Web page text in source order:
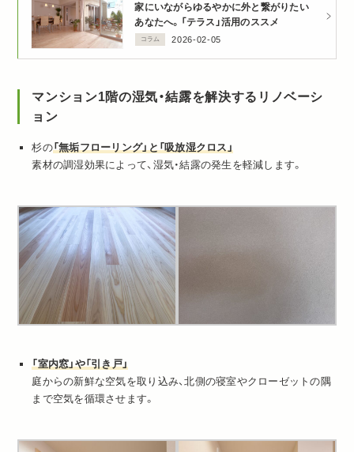
家にいながらゆるやかに外と繋がりたい
あなたへ。「テラス」活用のススメ
コラム 2026-02-05
マンション1階の湿気・結露を解決するリノベーシ
ョン
杉の「無垢フローリング」と「吸放湿クロス」
素材の調湿効果によって、湿気・結露の発生を軽減します。
「室内窓」や「引き戸」
庭からの新鮮な空気を取り込み、北側の寝室やクローゼットの隅
まで空気を循環させます。